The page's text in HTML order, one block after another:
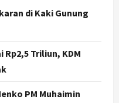
di Kaki Gunung
Triliun, KDM
PM Muhaimin
ke-270 Kota
2 Bulan, Fokus
Wisata